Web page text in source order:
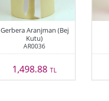
Gerbera Aranjman (Bej
Kutu)
AR0036
1,498.88TL